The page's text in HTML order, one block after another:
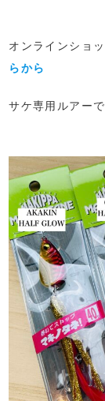
オンラインショ
らから
サケ専用ルアー